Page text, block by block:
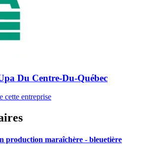
Du Centre-Du-Québec
cette entreprise
production maraîchère - bleuetière